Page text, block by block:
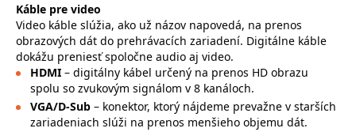
Káble pre video
Video káble slúžia, ako už názov napovedá, na prenos
obrazových dát do prehrávacích zariadení. Digitálne káble
dokážu preniesť spoločne audio aj video.
HDMI – digitálny kábel určený na prenos HD obrazu
spolu so zvukovým signálom v 8 kanáloch.
VGA/D-Sub – konektor, ktorý nájdeme prevažne v starších
zariadeniach slúži na prenos menšieho objemu dát.